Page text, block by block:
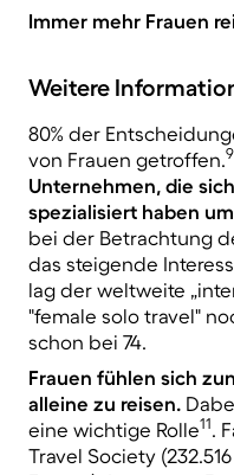
Immer mehr Frauen
Weitere
80% der
von Frauen getroffen. 9
Unternehmen, die
spezialisiert haben um
bei der Betrachtung
das steigende
lag der weltweite
"female solo travel"
schon bei 74.
Frauen fühlen sich
alleine zu reisen.
eine wichtige Rolle11
.
Travel Society